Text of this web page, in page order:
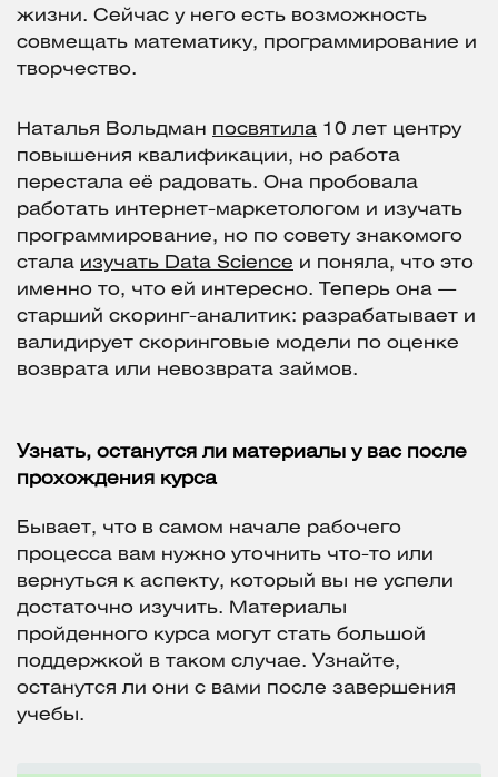
жизни. Сейчас у него есть возможность
совмещать математику, программирование и
творчество.
Наталья Вольдман посвятила 10 лет центру
повышения квалификации, но работа
перестала её радовать. Она пробовала
работать интернет-маркетологом и изучать
программирование, но по совету знакомого
стала изучать Data Science и поняла, что это
именно то, что ей интересно. Теперь она —
старший скоринг-аналитик: разрабатывает и
валидирует скоринговые модели по оценке
возврата или невозврата займов.
Узнать, останутся ли материалы у вас после
прохождения курса
Бывает, что в самом начале рабочего
процесса вам нужно уточнить что-то или
вернуться к аспекту, который вы не успели
достаточно изучить. Материалы
пройденного курса могут стать большой
поддержкой в таком случае. Узнайте,
останутся ли они с вами после завершения
учебы.